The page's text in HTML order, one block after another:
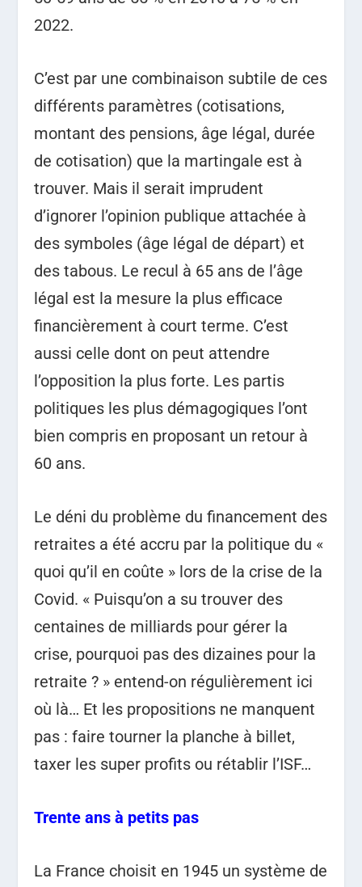
2022.
C’est par une combinaison subtile de ces
différents paramètres (cotisations,
montant des pensions, âge légal, durée
de cotisation) que la martingale est à
trouver. Mais il serait imprudent
d’ignorer l’opinion publique attachée à
des symboles (âge légal de départ) et
des tabous. Le recul à 65 ans de l’âge
légal est la mesure la plus efficace
financièrement à court terme. C’est
aussi celle dont on peut attendre
l’opposition la plus forte. Les partis
politiques les plus démagogiques l’ont
bien compris en proposant un retour à
60 ans.
Le déni du problème du financement des
retraites a été accru par la politique du «
quoi qu’il en coûte » lors de la crise de la
Covid. « Puisqu’on a su trouver des
centaines de milliards pour gérer la
crise, pourquoi pas des dizaines pour la
retraite ? » entend-on régulièrement ici
où là… Et les propositions ne manquent
pas : faire tourner la planche à billet,
taxer les super profits ou rétablir l’ISF…
Trente ans à petits pas
La France choisit en 1945 un système de